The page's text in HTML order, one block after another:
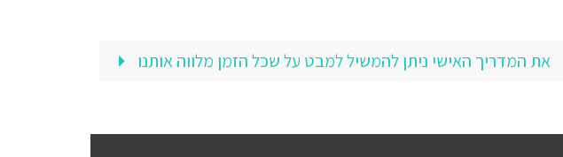
את המדריך האישי ניתן להמשיל למבט על שכל הזמן מלווה אותנו